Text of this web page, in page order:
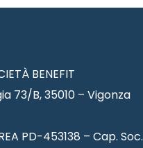
BENEFIT
73/B, 35010 – Vigonza
PD-453138 – Cap. Soc.